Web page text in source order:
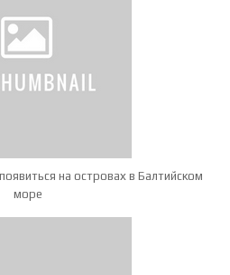
на островах в Балтийском
море